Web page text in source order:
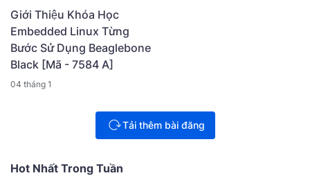
Giới Thiệu Khóa Học
Embedded Linux Từng
Bước Sử Dụng Beaglebone
Black [Mã - 7584 A]
04 tháng 1
Tải thêm bài đăng
Hot Nhất Trong Tuần